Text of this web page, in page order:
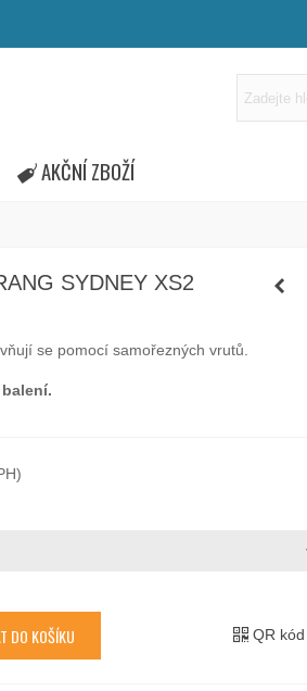
AKČNÍ ZBOŽÍ
SYDNEY XS2
se pomocí samořezných vrutů.
DO KOŠÍKU QR kód